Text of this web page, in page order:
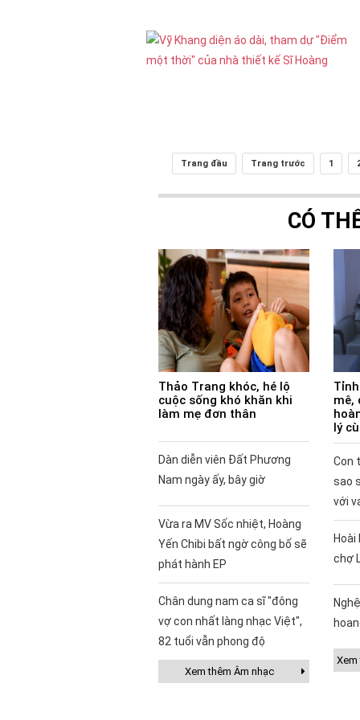
Trang đầu Trang trước 1
CÓ
Thảo Trang khóc, hé lộ
cuộc sống khó khăn khi
làm mẹ đơn thân
Dàn diễn viên Đất Phương
Nam ngày ấy, bây giờ
Vừa ra MV Sốc nhiệt, Hoàng
Yến Chibi bất ngờ công bố sẽ
phát hành EP
Chân dung nam ca sĩ "đông
vợ con nhất làng nhạc Việt",
82 tuổi vẫn phong độ
Xem thêm Âm nhạc
mê,
lý
Con
sao
với
Hoài
chợ
Xem